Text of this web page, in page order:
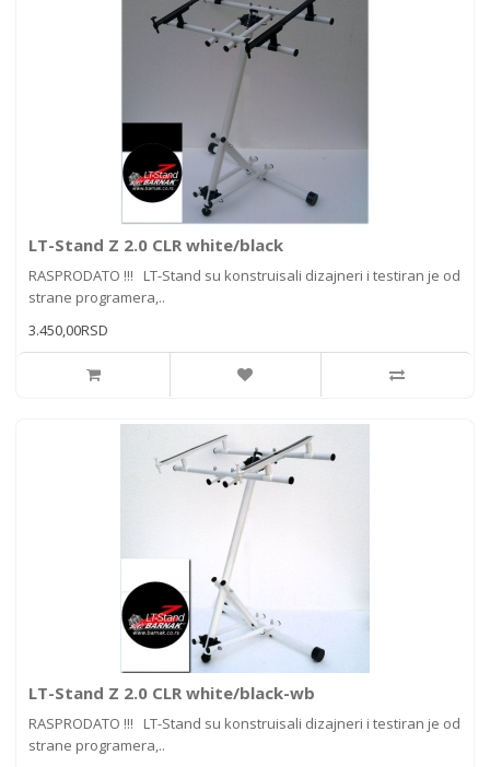
LT-Stand Z 2.0 CLR white/black
RASPRODATO !!! LT-Stand su konstruisali dizajneri i testiran je od
strane programera,..
3.450,00RSD
LT-Stand Z 2.0 CLR white/black-wb
RASPRODATO !!! LT-Stand su konstruisali dizajneri i testiran je od
strane programera,..